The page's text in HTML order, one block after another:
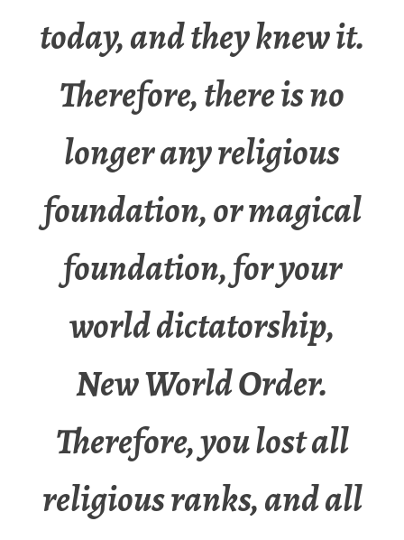
today, and they knew it.
Therefore, there is no
longer any religious
foundation, or magical
foundation, for your
world dictatorship,
New World Order.
Therefore, you lost all
religious ranks, and all